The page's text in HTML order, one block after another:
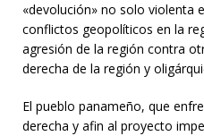
«devolución» no solo violenta
conflictos geopolíticos en la
agresión de la región contra
derecha de la región y
El pueblo panameño, que
derecha y afin al proyecto